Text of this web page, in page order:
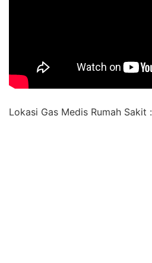
Lokasi Gas Medis Rumah Sakit :